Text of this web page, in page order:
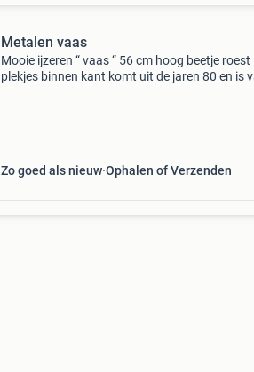
Metalen vaas
Mooie ijzeren “ vaas “ 56 cm hoog beetje roest
plekjes binnen kant komt uit de jaren 80 en is
Zo goed als nieuw Ophalen of Verzenden